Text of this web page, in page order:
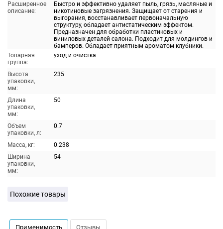
Расширенное
описание:
Быстро и эффективно удаляет пыль, грязь, масляные и
никотиновые загрязнения. Защищает от старения и
выгорания, восстанавливает первоначальную
структуру, обладает антистатическим эффектом.
Предназначен для обработки пластиковых и
виниловых деталей салона. Подходит для молдингов и
бамперов. Обладает приятным ароматом клубники.
Товарная
группа:
уход и очистка
Высота
упаковки,
мм:
235
Длина
упаковки,
мм:
50
Объем
упаковки, л:
0.7
Масса, кг:
0.238
Ширина
упаковки,
мм:
54
Похожие товары
Применимость Отзывы